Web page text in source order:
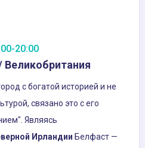
20:00
Великобритания
с богатой историей и не
связано это с его
Являясь
Ирландии Белфаст —